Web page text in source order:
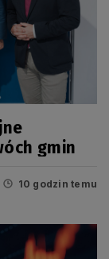
gmin
10 godzin temu